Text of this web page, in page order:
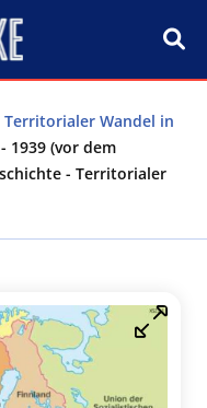
Territorialer Wandel in
1939 (vor dem
- Territorialer